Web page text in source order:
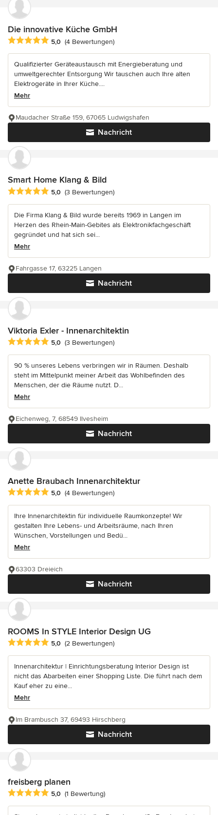
Die innovative Küche GmbH
Durchschnittliche Bewertung: 5 von 5 Sternen
5,0 (4 Bewertungen)
Qualifizierter Geräteaustausch mit Energieberatung und
umweltgerechter Entsorgung Wir tauschen auch Ihre alten
Elektrogeräte in Ihrer Küche....
Mehr
Nachricht
Maudacher Straße 159, 67065 Ludwigshafen
Smart Home Klang & Bild
Durchschnittliche Bewertung: 5 von 5 Sternen
5,0 (3 Bewertungen)
Die Firma Klang & Bild wurde bereits 1969 in Langen im
Herzen des Rhein-Main-Gebites als Elektronikfachgeschäft
gegründet und hat sich sei...
Mehr
Nachricht
Fahrgasse 17, 63225 Langen
Viktoria Exler - Innenarchitektin
Durchschnittliche Bewertung: 5 von 5 Sternen
5,0 (3 Bewertungen)
90 % unseres Lebens verbringen wir in Räumen. Deshalb
steht im Mittelpunkt meiner Arbeit das Wohlbefinden des
Menschen, der die Räume nutzt. D...
Mehr
Nachricht
Eichenweg, 7, 68549 Ilvesheim
Anette Braubach Innenarchitektur
Durchschnittliche Bewertung: 5 von 5 Sternen
5,0 (4 Bewertungen)
Ihre Innenarchitektin für individuelle Raumkonzepte! Wir
gestalten Ihre Lebens- und Arbeitsräume, nach Ihren
Wünschen, Vorstellungen und Bedü...
Mehr
Nachricht
63303 Dreieich
ROOMS In STYLE Interior Design UG
Durchschnittliche Bewertung: 5 von 5 Sternen
5,0 (2 Bewertungen)
Innenarchitektur | Einrichtungsberatung Interior Design ist
nicht das Abarbeiten einer Shopping Liste. Die führt nach dem
Kauf eher zu eine...
Mehr
Nachricht
Im Brambusch 37, 69493 Hirschberg
freisberg planen
Durchschnittliche Bewertung: 5 von 5 Sternen
5,0 (1 Bewertung)